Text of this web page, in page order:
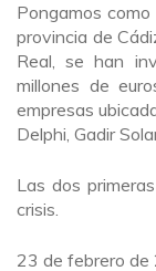
Pongamos
provincia de
Real, se han
millones de
empresas
Delphi, Gadir
Las dos
crisis.
23 de febrero de